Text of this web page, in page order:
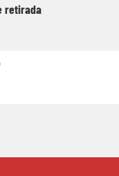
retirada